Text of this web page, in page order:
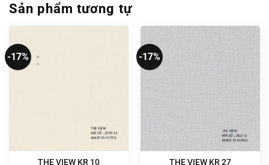
Sản phẩm tương tự
-17%
THE VIEW KR 10
-17%
THE VIEW KR 27